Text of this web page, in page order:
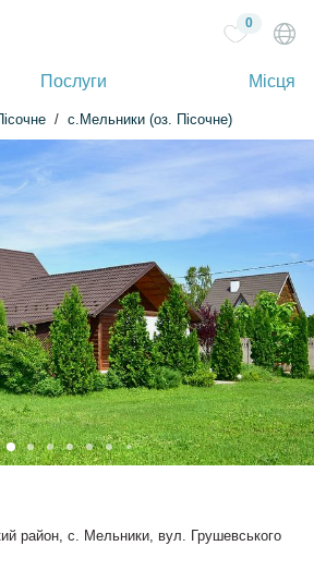
Послуги Місця
0
с.Мельники (оз. Пісочне)
район, с. Мельники, вул. Грушевського